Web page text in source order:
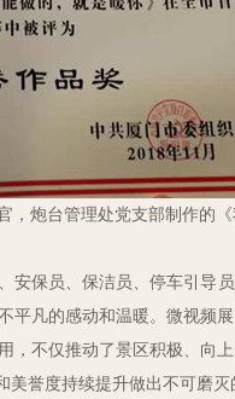
炮台管理处党支部制作的
安保员、保洁员、停车引导
平凡的感动和温暖。微视频
，不仅推动了景区积极、向
誉度持续提升做出不可磨灭